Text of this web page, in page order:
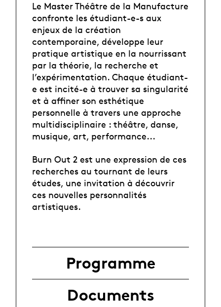
Le Master Théâtre de la Manufacture
confronte les étudiant-e-s aux
enjeux de la création
contemporaine, développe leur
pratique artistique en la nourrissant
par la théorie, la recherche et
l’expérimentation. Chaque étudiant-
e est incité-e à trouver sa singularité
et à affiner son esthétique
personnelle à travers une approche
multidisciplinaire : théâtre, danse,
musique, art, performance...
Burn Out 2 est une expression de ces
recherches au tournant de leurs
études, une invitation à découvrir
ces nouvelles personnalités
artistiques.
Programme
Documents